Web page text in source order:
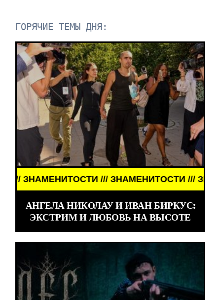
ГОРЯЧИЕ ТЕМЫ ДНЯ:
/// ЗНАМЕНИТОСТИ ///
АНГЕЛА НИКОЛАУ И ИВАН БИРКУС:
ЭКСТРИМ И ЛЮБОВЬ НА ВЫСОТЕ